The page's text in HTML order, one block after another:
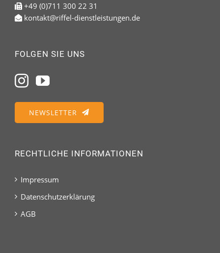
+49 (0)711 300 22 31
kontakt@riffel-dienstleistungen.de
FOLGEN SIE UNS
NEWSLETTER
RECHTLICHE INFORMATIONEN
Impressum
Datenschutzerklärung
AGB